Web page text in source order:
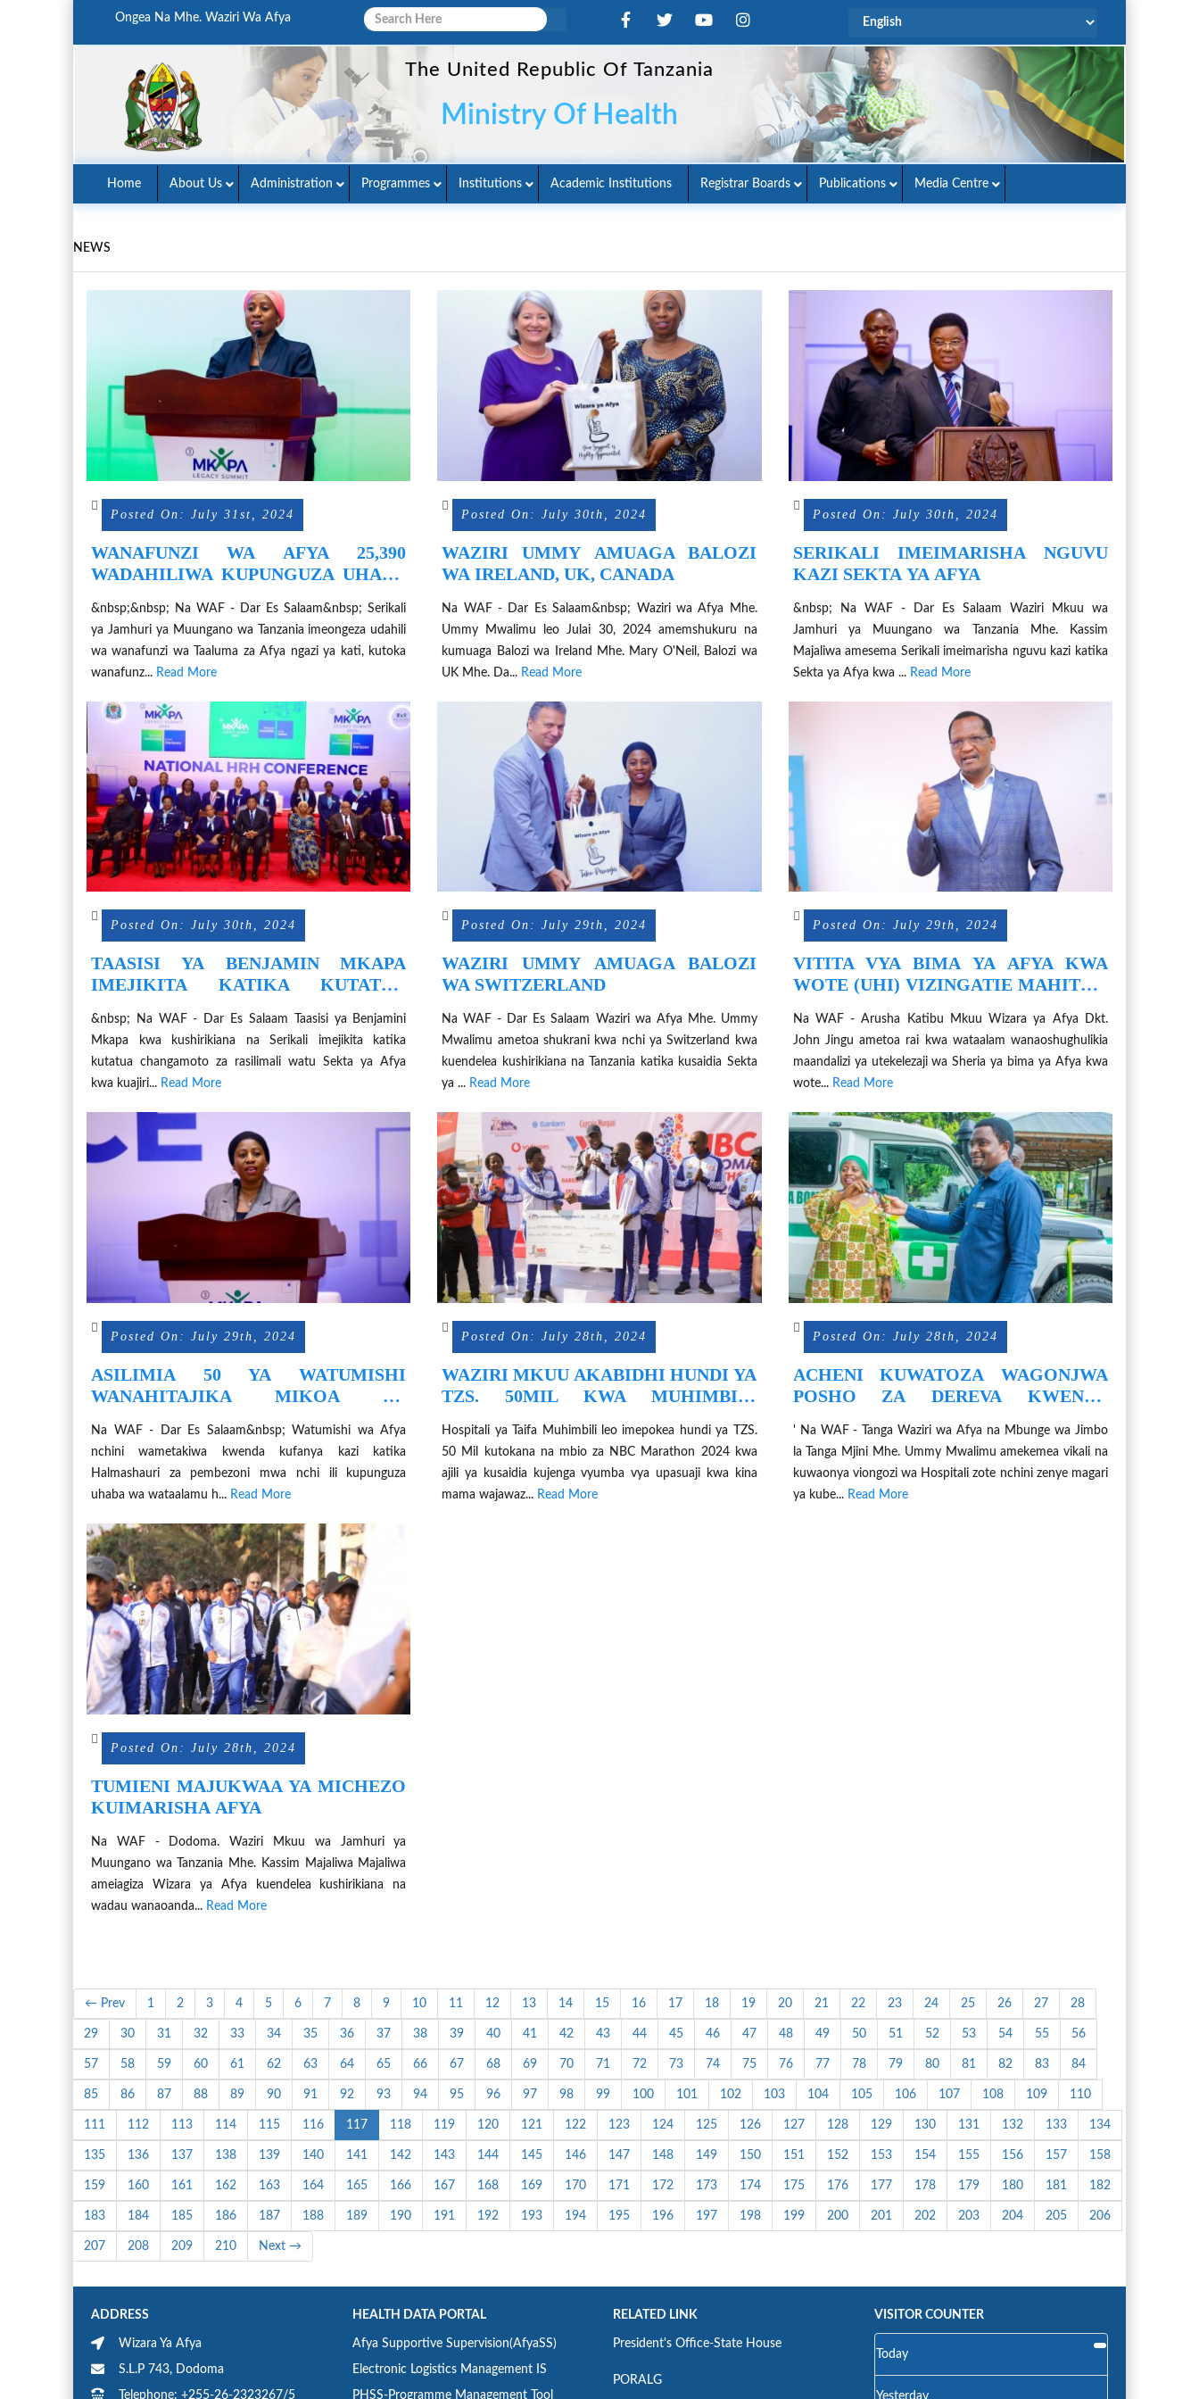
Ongea Na Mhe. Waziri Wa Afya
The United Republic Of Tanzania
Ministry Of Health
Home About Us Administration Programmes Institutions Academic Institutions Registrar Boards Publications Media Centre
NEWS
Posted On: July 31st, 2024
WANAFUNZI WA AFYA 25,390
WADAHILIWA KUPUNGUZA UHABA
&nbsp;&nbsp; Na WAF - Dar Es Salaam&nbsp; Serikali
ya Jamhuri ya Muungano wa Tanzania imeongeza udahili
wa wanafunzi wa Taaluma za Afya ngazi ya kati, kutoka
wanafunz... Read More
Posted On: July 30th, 2024
WAZIRI UMMY AMUAGA BALOZI
WA IRELAND, UK, CANADA
Na WAF - Dar Es Salaam&nbsp; Waziri wa Afya Mhe.
Ummy Mwalimu leo Julai 30, 2024 amemshukuru na
kumuaga Balozi wa Ireland Mhe. Mary O'Neil, Balozi wa
UK Mhe. Da... Read More
Posted On: July 30th, 2024
SERIKALI IMEIMARISHA NGUVU
KAZI SEKTA YA AFYA
&nbsp; Na WAF - Dar Es Salaam Waziri Mkuu wa
Jamhuri ya Muungano wa Tanzania Mhe. Kassim
Majaliwa amesema Serikali imeimarisha nguvu kazi katika
Sekta ya Afya kwa ... Read More
Posted On: July 30th, 2024
TAASISI YA BENJAMIN MKAPA
IMEJIKITA KATIKA KUTATUA
WATU
&nbsp; Na WAF - Dar Es Salaam Taasisi ya Benjamini
Mkapa kwa kushirikiana na Serikali imejikita katika
kutatua changamoto za rasilimali watu Sekta ya Afya
kwa kuajiri... Read More
Posted On: July 29th, 2024
WAZIRI UMMY AMUAGA BALOZI
WA SWITZERLAND
Na WAF - Dar Es Salaam Waziri wa Afya Mhe. Ummy
Mwalimu ametoa shukrani kwa nchi ya Switzerland kwa
kuendelea kushirikiana na Tanzania katika kusaidia Sekta
ya ... Read More
Posted On: July 29th, 2024
VITITA VYA BIMA YA AFYA KWA
WOTE (UHI) VIZINGATIE MAHITAJI
Na WAF - Arusha Katibu Mkuu Wizara ya Afya Dkt.
John Jingu ametoa rai kwa wataalam wanaoshughulikia
maandalizi ya utekelezaji wa Sheria ya bima ya Afya kwa
wote... Read More
Posted On: July 29th, 2024
ASILIMIA 50 YA WATUMISHI
WANAHITAJIKA MIKOA YA
Na WAF - Dar Es Salaam&nbsp; Watumishi wa Afya
nchini wametakiwa kwenda kufanya kazi katika
Halmashauri za pembezoni mwa nchi ili kupunguza
uhaba wa wataalamu h... Read More
Posted On: July 28th, 2024
WAZIRI MKUU AKABIDHI HUNDI YA
TZS. 50MIL KWA MUHIMBILI
MARATHON
Hospitali ya Taifa Muhimbili leo imepokea hundi ya TZS.
50 Mil kutokana na mbio za NBC Marathon 2024 kwa
ajili ya kusaidia kujenga vyumba vya upasuaji kwa kina
mama wajawaz... Read More
Posted On: July 28th, 2024
ACHENI KUWATOZA WAGONJWA
POSHO ZA DEREVA KWENYE
' Na WAF - Tanga Waziri wa Afya na Mbunge wa Jimbo
la Tanga Mjini Mhe. Ummy Mwalimu amekemea vikali na
kuwaonya viongozi wa Hospitali zote nchini zenye magari
ya kube... Read More
Posted On: July 28th, 2024
TUMIENI MAJUKWAA YA MICHEZO
KUIMARISHA AFYA
Na WAF - Dodoma. Waziri Mkuu wa Jamhuri ya
Muungano wa Tanzania Mhe. Kassim Majaliwa Majaliwa
ameiagiza Wizara ya Afya kuendelea kushirikiana na
wadau wanaoanda... Read More
← Prev 1 2 3 4 5 6 7 8 9 10 11 12 13 14 15 16 17 18 19 20 21 22 23 24 25 26 27 28
29 30 31 32 33 34 35 36 37 38 39 40 41 42 43 44 45 46 47 48 49 50 51 52 53 54 55 56
57 58 59 60 61 62 63 64 65 66 67 68 69 70 71 72 73 74 75 76 77 78 79 80 81 82 83 84
85 86 87 88 89 90 91 92 93 94 95 96 97 98 99 100 101 102 103 104 105 106 107 108 109 110
111 112 113 114 115 116 117 118 119 120 121 122 123 124 125 126 127 128 129 130 131 132 133 134
135 136 137 138 139 140 141 142 143 144 145 146 147 148 149 150 151 152 153 154 155 156 157 158
159 160 161 162 163 164 165 166 167 168 169 170 171 172 173 174 175 176 177 178 179 180 181 182
183 184 185 186 187 188 189 190 191 192 193 194 195 196 197 198 199 200 201 202 203 204 205 206
207 208 209 210 Next →
ADDRESS
Wizara Ya Afya
S.L.P 743, Dodoma
Telephone: +255-26-2323267/5
HEALTH DATA PORTAL
Afya Supportive Supervision(AfyaSS)
Electronic Logistics Management IS
PHSS-Programme Management Tool
RELATED LINK
President's Office-State House
PORALG
VISITOR COUNTER
Today
Yesterday